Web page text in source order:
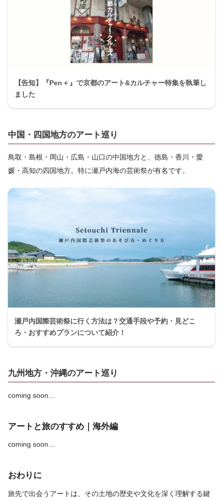
【告知】『Pen＋』で京都のアート&カルチャー特集を執筆し
ました
中国・四国地方のアート巡り
鳥取・島根・岡山・広島・山口の中国地方と、徳島・香川・愛
媛・高知の四国地方。特に瀬戸内海の芸術祭が有名です。
瀬戸内国際芸術祭に行く方法は？交通手段や予約・見どこ
ろ・おすすめプランについて紹介！
九州地方・沖縄のアート巡り
coming soon…
アートと旅のすすめ｜海外編
coming soon…
おわりに
旅先で出会うアートは、その土地の歴史や文化を深く理解する鍵